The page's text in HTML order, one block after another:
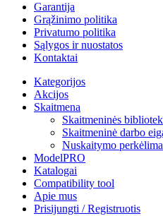
Garantija
Grąžinimo politika
Privatumo politika
Sąlygos ir nuostatos
Kontaktai
Kategorijos
Akcijos
Skaitmena
Skaitmeninės
Skaitmeninė darbo
Nuskaitymo
ModelPRO
Katalogai
Compatibility tool
Apie mus
Prisijungti / Registruotis